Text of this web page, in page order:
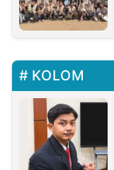
KOLOM